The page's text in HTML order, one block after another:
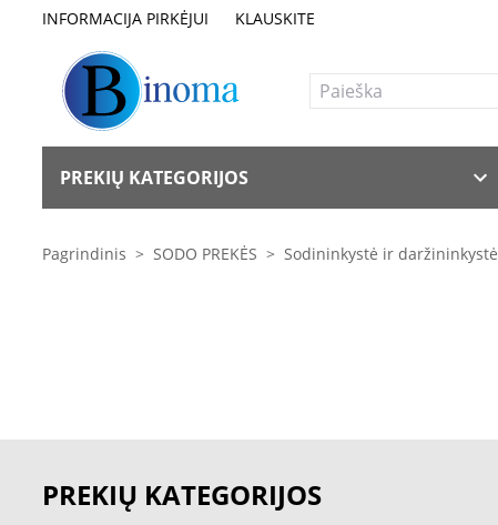
INFORMACIJA PIRKĖJUI KLAUSKITE
PREKIŲ KATEGORIJOS
Pagrindinis > SODO PREKĖS > Sodininkystė ir daržininkystė
PREKIŲ KATEGORIJOS